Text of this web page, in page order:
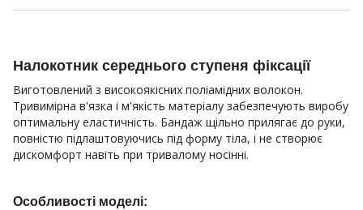
Налокотник середнього ступеня фіксації
Виготовлений з високоякісних поліамідних волокон.
Тривимірна в'язка і м'якість матеріалу забезпечують виробу
оптимальну еластичність. Бандаж щільно прилягає до руки,
повністю підлаштовуючись під форму тіла, і не створює
дискомфорт навіть при тривалому носінні.
Особливості моделі: